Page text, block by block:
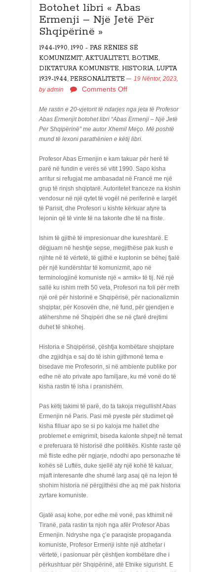
Botohet libri « Abas
Ermenji – Një Jetë Për
Shqipërinë »
1944-1990 1990 - PAS RËNIES SË
KOMUNIZMIT AKTUALITETI BOTIME
DIKTATURA KOMUNISTE HISTORIA LUFTA
1939-1944 PERSONALITETE
19 Nëntor, 2023,
byadmin Comments Off
Me rastin e 20-vjetorit të ndarjes nga jeta të Profesor
Abas Ermenjit botohet libri “Abas Ermenji – Një Jetë
Per Shqipërinë” me autor Xhemil Meço. Më poshtë
mund të lexoni parathënien e këtij libri.
Profesor Abas Ermenjin e kam takuar për herë të
parë në fundin e verës së vitit 1990. Sapo kisha
arritur si refugjat me ambasadat në Francë me një
grup të rinjsh shqiptarë. Autoritetet franceze na kishin
vendosur në një qytet të vogël në periferinë e largët
të Parisit, dhe Profesori u kishte kërkuar atyre ta
lejonin që të vinte të na takonte dhe të na fliste.
Ishim të gjithë të impresionuar dhe kureshtarë. E
dëgjuam në heshtje sepse, megjithëse pak kush e
njihte në të vërtetë, të gjithë e kuptonin se bëhej fjalë
për një kundërshtar të komunizmit, apo në
terminologjinë komuniste një « armik» të tij. Në një
sallë ku ishim rreth 50 veta, Profesori na foli për rreth
një orë për historinë e Shqipërisë, për nacionalizmin
shqiptar, për Kosovën dhe, në fund, për gjendjen e
atëhershme në Shqipëri dhe se në çfarë drejtimi
duhet të shkohej.
Historia e Shqipërisë, çështja kombëtare shqiptare
dhe zgjidhja e saj do të ishin gjithmonë tema e
bisedave me Profesorin, si në ambiente publike por
edhe në ato private apo familjare, ku më vonë do të
kisha rastin të isha i pranishëm.
Pas këtij takimi të parë, do ta takoja rregullisht Abas
Ermenjin në Paris. Pasi më pyeste për studimet që
kisha filluar apo se si po kaloja me hallet dhe
problemet e emigrimit, biseda kalonte shpejt në temat
e preferuara të historisë dhe politikës. Kishte raste që
më fliste edhe për ngjarje, ndodhi apo personazhe të
kohës së Luftës, duke sjellë aty një kohë të kaluar,
mjaft interesante dhe shumë larg asaj që na lejon të
shohim historia në përgjithësi dhe aq më pak historia
zyrtare komuniste.
Gjatë asaj kohe, por edhe më vonë, pas kthimit në
Tiranë, pata rastin ta njoh nga afër Profesor Abas
Ermenjin. Ndryshe nga ç’e paraqiste propaganda
komuniste, Profesor Ermenji ishte një atdhetar i
vërtetë, i pasionuar për çështjen kombëtare dhe i
përkushtuar për Shqipërinë, atë Etnike sigurisht. E